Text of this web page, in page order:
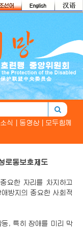
식 | 동영상 |
모두함께
로동보호제도
요한 자리를 차지하고
방지의 중요한 사회적
, 특히 장애를 미리 막